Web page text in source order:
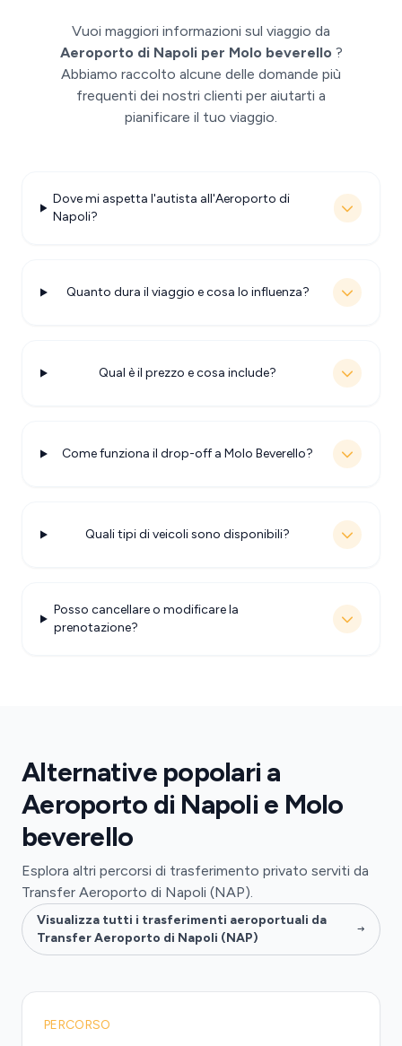
Vuoi maggiori informazioni sul viaggio da
Aeroporto di Napoli per Molo beverello ?
Abbiamo raccolto alcune delle domande più
frequenti dei nostri clienti per aiutarti a
pianificare il tuo viaggio.
Dove mi aspetta l'autista all'Aeroporto di
Napoli?
Quanto dura il viaggio e cosa lo influenza?
Qual è il prezzo e cosa include?
Come funziona il drop-off a Molo Beverello?
Quali tipi di veicoli sono disponibili?
Posso cancellare o modificare la
prenotazione?
Alternative popolari a
Aeroporto di Napoli e Molo
beverello
Esplora altri percorsi di trasferimento privato serviti da
Transfer Aeroporto di Napoli (NAP).
Visualizza tutti i trasferimenti aeroportuali da
Transfer Aeroporto di Napoli (NAP)
PERCORSO